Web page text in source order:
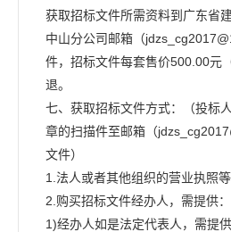
获取招标文件所需资料到广东省
中山分公司邮箱（
件，招标文件每套售价500.00元
退。
七、获取招标文件方式：（投标
章的扫描件至邮箱（
文件）
1.法人或者其他组织的营业执照等
2.购买招标文件经办人，需提供：
1)经办人如是法定代表人，需提